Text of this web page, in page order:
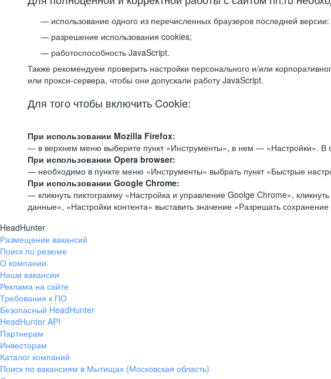
использование одного из перечисленных браузеров последней версии:
разрешение использования cookies;
работоспособность JavaScript.
Также рекомендуем проверить настройки персонального и/или
или прокси-сервера, чтобы они допускали работу JavaScript.
Для того чтобы включить Cookie:
При использовании Mozilla Firefox:
— в верхнем меню выберите пункт «Инструменты», в нем — «Настройки». В
При использовании Opera browser:
— необходимо в пункте меню «Инструменты» выбрать пункт «Быстрые
При использовании Google Chrome:
— кликнуть пиктограмму «Настройка и управление Goolge Chrome»,
данные», «Настройки контента» выставить значение «Разрешать
HeadHunter
Размещение вакансий
Поиск по резюме
О компании
Наши вакансии
Реклама на сайте
Требования к ПО
Безопасный HeadHunter
HeadHunter API
Партнерам
Инвесторам
Каталог компаний
Поиск по вакансиям в Мытищах (Московская область)